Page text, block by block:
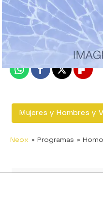
neox
Madrid
Publicado: 08 de junio de
WhatsappFacebook
X
Mujeres y Hombres y
Neox » Programas »